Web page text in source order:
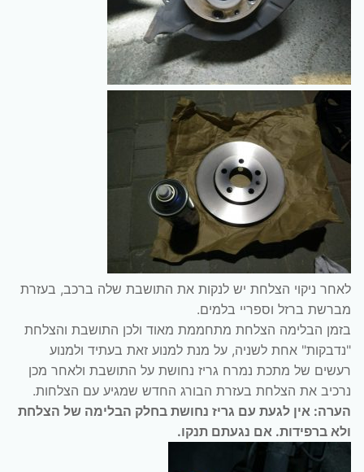
לאחר ניקוי הצלחת יש לנקות את התושבת שלה ברכב, בעזרת
מברשת ברזל וספריי בלמים.
בזמן הבלימה הצלחת מתחממת מאוד ולכן התושבת והצלחת
"נדבקות" אחת לשניה, על מנת למנוע זאת בעתיד ולמנוע
רעשים של מתכת נמרח גריז נחושת על התושבת ולאחר מכן
נרכיב את הצלחת בעזרת הבורג החדש שמגיע עם הצלחות.
הערה: אין לגעת עם גריז נחושת בחלק הבלימה של הצלחת
ולא ברפידות. אם נגעתם תנקו.